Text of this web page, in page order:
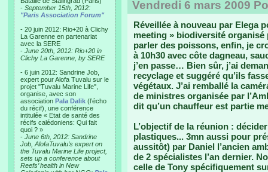
- September 15th, 2012:
"Paris Association Forum"
- 20 juin 2012: Rio+20 à Clichy
La Garenne en partenariat
avec la SERE
- June 20th, 2012: Rio+20 in
Clichy La Garenne, by SERE
- 6 juin 2012: Sandrine Job,
expert pour Alofa Tuvalu sur le
projet "Tuvalu Marine Life",
organise, avec son
association Pala Dalik (l’écho
du récif), une conférence
intitulée « Etat de santé des
récifs calédoniens: Qui fait
quoi ? »
- June 6th, 2012: Sandrine
Job, AlofaTuvalu’s expert on
the Tuvalu Marine Life project,
sets up a conference about
Reefs’ health in New
Vendredi 6 mars 2009
Réveillée à nouveau par Elega
meeting » biodiversité
parler des poissons, enfin, je
à 10h30 avec côte dagneau,
j’en passe… Bien sûr, j’ai
recyclage et suggéré qu’ils
végétaux. J’ai remballé la
de ministres organisée par
dit qu’un chauffeur est partie
L’objectif de la réunion :
plastiques... 3mn aussi pour
aussitôt) par Daniel l’ancien
de 2 spécialistes l’an dernier.
celle de Tony spécifiquement